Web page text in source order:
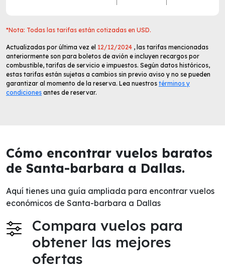
*Nota: Todas las tarifas están cotizadas en USD.
Actualizadas por última vez el 12/12/2024 , las tarifas mencionadas
anteriormente son para boletos de avión e incluyen recargos por
combustible, tarifas de servicio e impuestos. Según datos históricos,
estas tarifas están sujetas a cambios sin previo aviso y no se pueden
garantizar al momento de la reserva. Lea nuestros términos y
condiciones antes de reservar.
Cómo encontrar vuelos baratos
de Santa-barbara a Dallas.
Aquí tienes una guía ampliada para encontrar vuelos
económicos de Santa-barbara a Dallas
Compara vuelos para
obtener las mejores
ofertas